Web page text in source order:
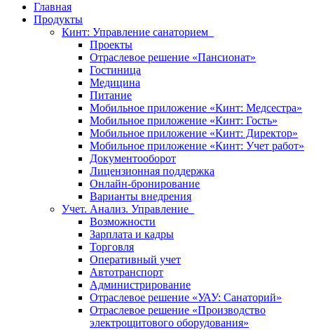
Главная
Продукты
Кинт: Управление санаторием
Проекты
Отраслевое решение «Пансионат»
Гостиница
Медицина
Питание
Мобильное приложение «Кинт: Медсестра»
Мобильное приложение «Кинт: Гость»
Мобильное приложение «Кинт: Директор»
Мобильное приложение «Кинт: Учет работ»
Документооборот
Лицензионная поддержка
Онлайн-бронирование
Варианты внедрения
Учет. Анализ. Управление
Возможности
Зарплата и кадры
Торговля
Оперативный учет
Автотранспорт
Администрирование
Отраслевое решение «УАУ: Санаторий»
Отраслевое решение «Производство
электрощитового оборудования»